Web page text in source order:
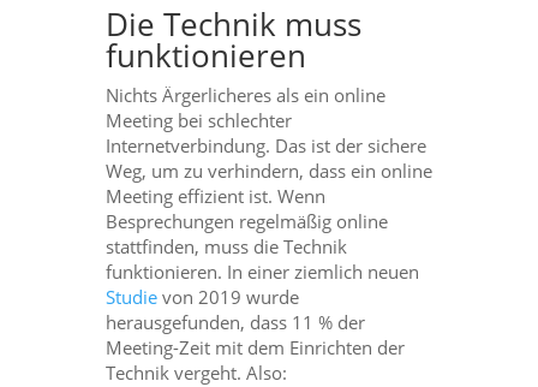
Die Technik muss
funktionieren
Nichts Ärgerlicheres als ein online
Meeting bei schlechter
Internetverbindung. Das ist der sichere
Weg, um zu verhindern, dass ein online
Meeting effizient ist. Wenn
Besprechungen regelmäßig online
stattfinden, muss die Technik
funktionieren. In einer ziemlich neuen
Studievon 2019 wurde
herausgefunden, dass 11 % der
Meeting-Zeit mit dem Einrichten der
Technik vergeht. Also: